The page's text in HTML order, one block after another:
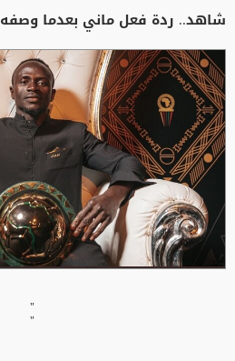
شاهد.. ردة فعل ماني بعدما وصفه
"
"